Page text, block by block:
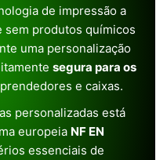
de impressão a
sem produtos químicos
uma personalização
segura para os
e caixas.
personalizadas está
europeia NF EN
essenciais de